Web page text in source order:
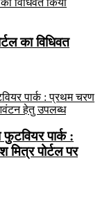
का विधिवत
पार्क :
पोर्टल पर